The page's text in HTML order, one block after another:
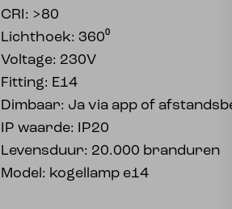
CRI: >80
Lichthoek: 360⁰
Voltage: 230V
Fitting: E14
Dimbaar: Ja via app of
IP waarde: IP20
Levensduur: 20.000 branduren
Model: kogellamp e14